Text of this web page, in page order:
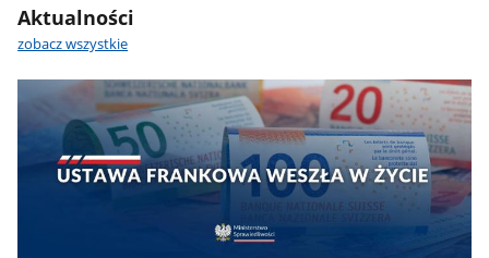
Aktualności
zobacz wszystkie